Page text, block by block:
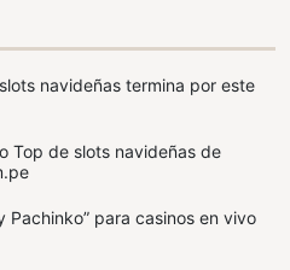
navideñas termina por este
Top de slots navideñas de
Pachinko” para casinos en vivo